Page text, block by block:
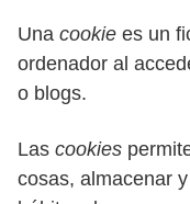
Una cookie es un
ordenador al
o blogs.
Las cookies
cosas, almacenar